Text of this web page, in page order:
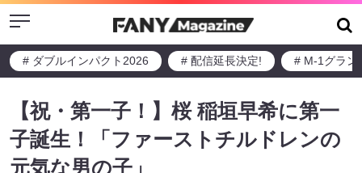
Menu
# ダブルインパクト2026 # 配信延長決定! # M-1グラン
【祝・第一子！】桜 稲垣早希に第一
子誕生！「ファーストチルドレンの
元気な男の子」